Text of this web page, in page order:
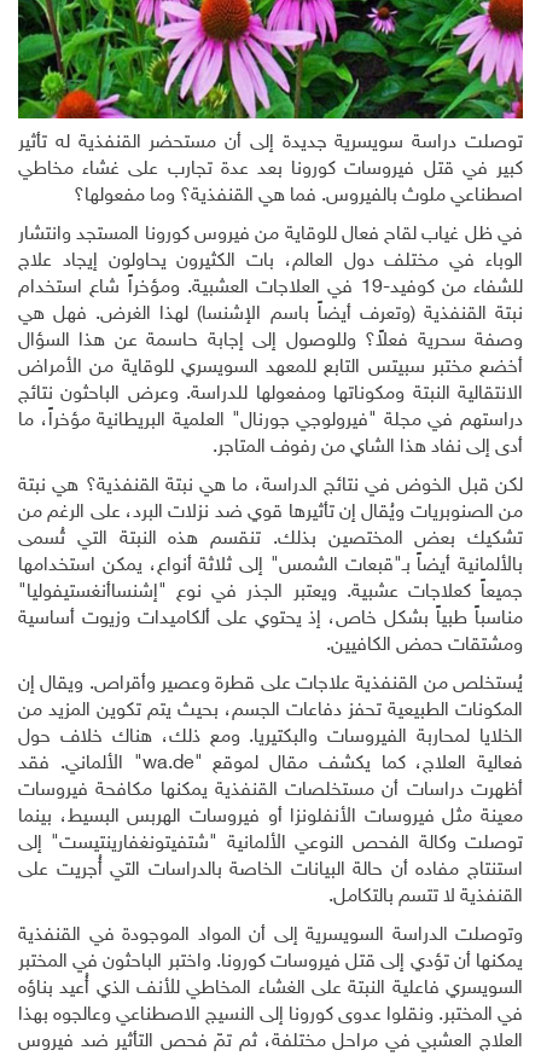
توصلت دراسة سويسرية جديدة إلى أن مستحضر القنفذية له تأثير
كبير في قتل فيروسات كورونا بعد عدة تجارب على غشاء مخاطي
اصطناعي ملوث بالفيروس. فما هي القنفذية؟ وما مفعولها؟
في ظل غياب لقاح فعال للوقاية من فيروس كورونا المستجد وانتشار
الوباء في مختلف دول العالم، بات الكثيرون يحاولون إيجاد علاج
للشفاء من كوفيد-19 في العلاجات العشبية. ومؤخراً شاع استخدام
نبتة القنفذية (وتعرف أيضاً باسم الإشنسا) لهذا الغرض. فهل هي
وصفة سحرية فعلاً؟ وللوصول إلى إجابة حاسمة عن هذا السؤال
أخضع مختبر سبيتس التابع للمعهد السويسري للوقاية من الأمراض
الانتقالية النبتة ومكوناتها ومفعولها للدراسة. وعرض الباحثون نتائج
دراستهم في مجلة "فيرولوجي جورنال" العلمية البريطانية مؤخراً، ما
أدى إلى نفاد هذا الشاي من رفوف المتاجر.
لكن قبل الخوض في نتائج الدراسة، ما هي نبتة القنفذية؟ هي نبتة
من الصنوبريات ويُقال إن تأثيرها قوي ضد نزلات البرد، على الرغم من
تشكيك بعض المختصين بذلك. تنقسم هذه النبتة التي تُسمى
بالألمانية أيضاً بـ"قبعات الشمس" إلى ثلاثة أنواع، يمكن استخدامها
جميعاً كعلاجات عشبية. ويعتبر الجذر في نوع "إشنساأنغستيفوليا"
مناسباً طبياً بشكل خاص، إذ يحتوي على ألكاميدات وزيوت أساسية
ومشتقات حمض الكافيين.
يُستخلص من القنفذية علاجات على قطرة وعصير وأقراص. ويقال إن
المكونات الطبيعية تحفز دفاعات الجسم، بحيث يتم تكوين المزيد من
الخلايا لمحاربة الفيروسات والبكتيريا. ومع ذلك، هناك خلاف حول
فعالية العلاج، كما يكشف مقال لموقع "wa.de" الألماني. فقد
أظهرت دراسات أن مستخلصات القنفذية يمكنها مكافحة فيروسات
معينة مثل فيروسات الأنفلونزا أو فيروسات الهربس البسيط، بينما
توصلت وكالة الفحص النوعي الألمانية "شتفيتونغفارينتيست" إلى
استنتاج مفاده أن حالة البيانات الخاصة بالدراسات التي أُجريت على
القنفذية لا تتسم بالتكامل.
وتوصلت الدراسة السويسرية إلى أن المواد الموجودة في القنفذية
يمكنها أن تؤدي إلى قتل فيروسات كورونا. واختبر الباحثون في المختبر
السويسري فاعلية النبتة على الغشاء المخاطي للأنف الذي أُعيد بناؤه
في المختبر. ونقلوا عدوى كورونا إلى النسيج الاصطناعي وعالجوه بهذا
العلاج العشبي في مراحل مختلفة، ثم تمّ فحص التأثير ضد فيروس